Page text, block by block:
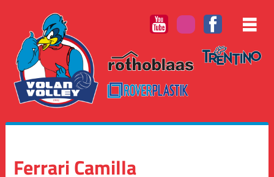
Ferrari Camilla